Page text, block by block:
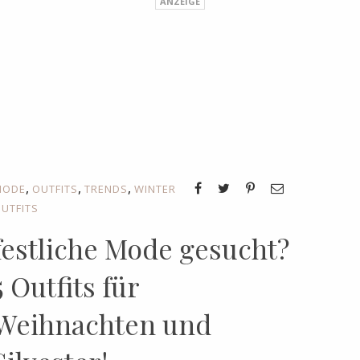
, OUTFITS, TRENDS, WINTER
Mode gesucht?
Outfits für
und